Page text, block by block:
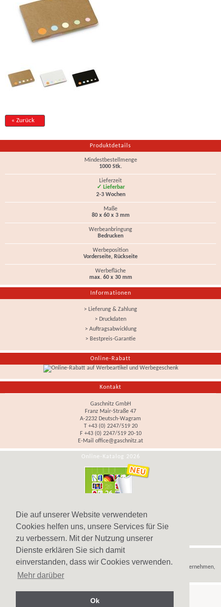
Die auf unserer Website verwendeten
Cookies helfen uns, unsere Services für Sie
zu verbessern. Mit der Nutzung unserer
Dienste erklären Sie sich damit
einverstanden, dass wir Cookies verwenden.
Mehr darüber
Ok
« Zurück
Produktdetails
Mindestbestellmenge
1000 Stk.
Lieferzeit
✓ Lieferbar
2-3 Wochen
Maße
80 x 60 x 3 mm
Werbeanbringung
Bedrucken
Werbeposition
Vorderseite, Rückseite
Werbefläche
max. 60 x 30 mm
Informationen
> Lieferung & Zahlung
> Druckdaten
> Auftragsabwicklung
> Bestpreis-Garantie
Online-Rabatt
Kontakt
Gaschnitz GmbH
Franz Mair-Straße 47
A-2232 Deutsch-Wagram
T +43 (0) 2247/519 20
F +43 (0) 2247/519 20-10
E-Mail office@gaschnitz.at
Online-Katalog 2026
Hinweis
Werbeartikel
nur an Unternehmen,